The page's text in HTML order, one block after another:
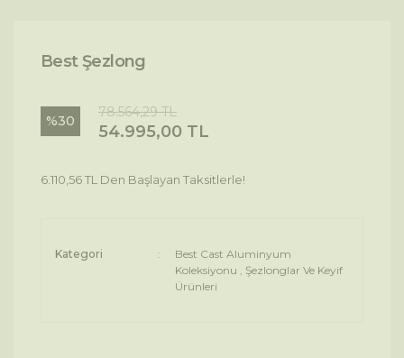
Best Şezlong
%30
78.564,29 TL
54.995,00 TL
6.110,56 TL Den Başlayan Taksitlerle!
Kategori
Best Cast Aluminyum
Koleksiyonu
Şezlonglar Ve Keyif
Ürünleri